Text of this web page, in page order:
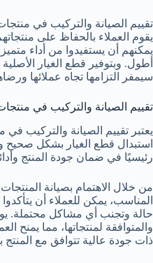
تقييم الصيانة والتركيب في
يقوم العملاء بالحفاظ على
يمكنهم أن يستفيدوا من أداء
أطول. وبتوفير قطع الغيار
سيمفر التزامها تجاه عملائها
تقييم الصيانة والتركيب في
يعتبر تقييم الصيانة والتركيب في
استبدال قطع الغيار بشكل صحيح
رئيسيًا في ضمان جودة المنتج
من خلال الاهتمام بصيانة
المناسب، يمكن للعملاء أن
حالة وتجنب أي مشاكل محتملة.
والمتوافقة لمنتجاتها، مما يمنح
ذات جودة عالية تتوافق مع